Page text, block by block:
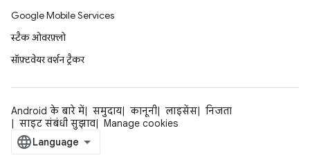
Google Mobile Services
स्टैक ओवरफ़्लो
सॉफ़्टवेयर वर्शन ट्रैकर
Android के बारे में समुदाय कानूनी लाइसेंस
निजता
साइट संबंधी सुझाव
Manage cookies